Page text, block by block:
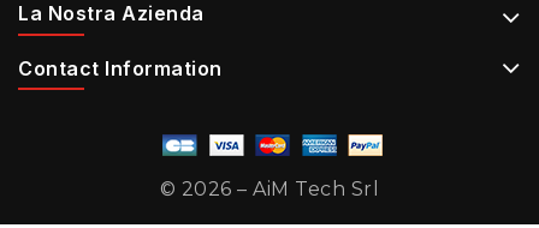
La Nostra Azienda
Contact Information
© 2026 – AiM Tech Srl